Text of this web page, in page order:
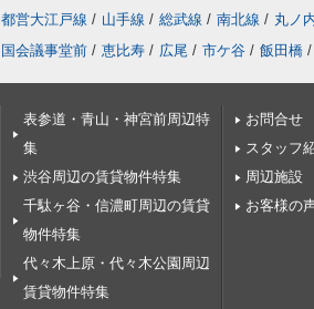
都営大江戸線 / 山手線 / 総武線 / 南北線 / 丸ノ
国会議事堂前 / 恵比寿 / 広尾 / 市ケ谷 / 飯田橋 /
表参道・青山・神宮前周辺特
集
渋谷周辺の賃貸物件特集
千駄ヶ谷・信濃町周辺の賃貸
物件特集
代々木上原・代々木公園周辺
賃貸物件特集
お問合せ
スタッフ
周辺施設
お客様の